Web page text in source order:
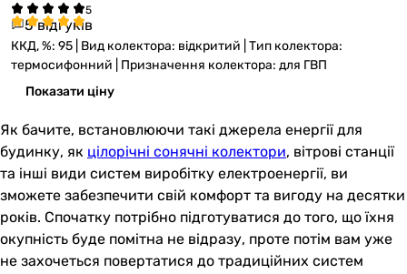
5 відгуків
ККД, %: 95 | Вид колектора: відкритий | Тип колектора:
термосифонний | Призначення колектора: для ГВП
Показати ціну
Як бачите, встановлюючи такі джерела енергії для
будинку, як цілорічні сонячні колектори, вітрові станції
та інші види систем виробітку електроенергії, ви
зможете забезпечити свій комфорт та вигоду на десятки
років. Спочатку потрібно підготуватися до того, що їхня
окупність буде помітна не відразу, проте потім вам уже
не захочеться повертатися до традиційних систем